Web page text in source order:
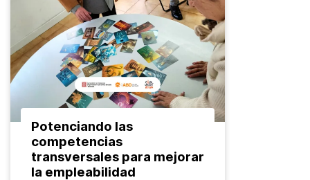
Potenciando las
competencias
transversales para mejorar
la empleabilidad